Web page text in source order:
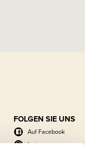
FOLGEN SIE UNS
Auf Facebook
Instagram